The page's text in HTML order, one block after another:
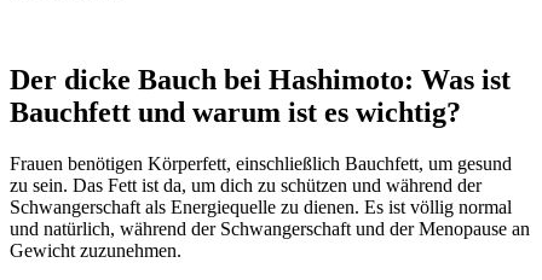
Der dicke Bauch bei Hashimoto: Was ist
Bauchfett und warum ist es wichtig?
Frauen benötigen Körperfett, einschließlich Bauchfett, um gesund
zu sein. Das Fett ist da, um dich zu schützen und während der
Schwangerschaft als Energiequelle zu dienen. Es ist völlig normal
und natürlich, während der Schwangerschaft und der Menopause an
Gewicht zuzunehmen.